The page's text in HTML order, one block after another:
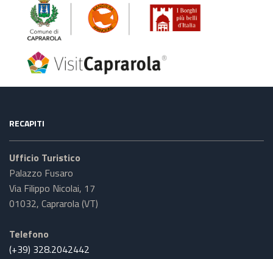
RECAPITI
Ufficio Turistico
Palazzo Fusaro
Via Filippo Nicolai, 17
01032, Caprarola (VT)
Telefono
(+39) 328.2042442